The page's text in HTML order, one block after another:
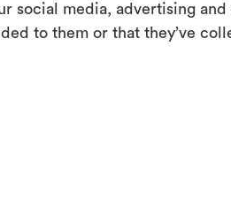
social media, advertising
to them or that they’ve
Ein
Leben